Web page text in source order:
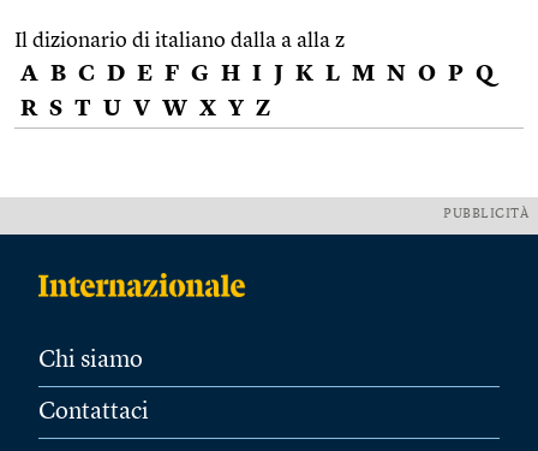
Il dizionario di italiano dalla a alla z
A B C D E F G H I J K L M N O P Q
R S T U V W X Y Z
PUBBLICITÀ
Chi siamo
Contattaci